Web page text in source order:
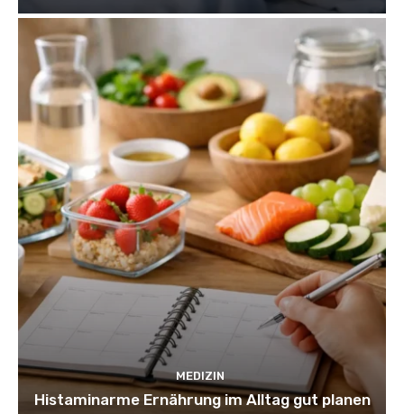
MEDIZIN
Histaminarme Ernährung im Alltag gut planen